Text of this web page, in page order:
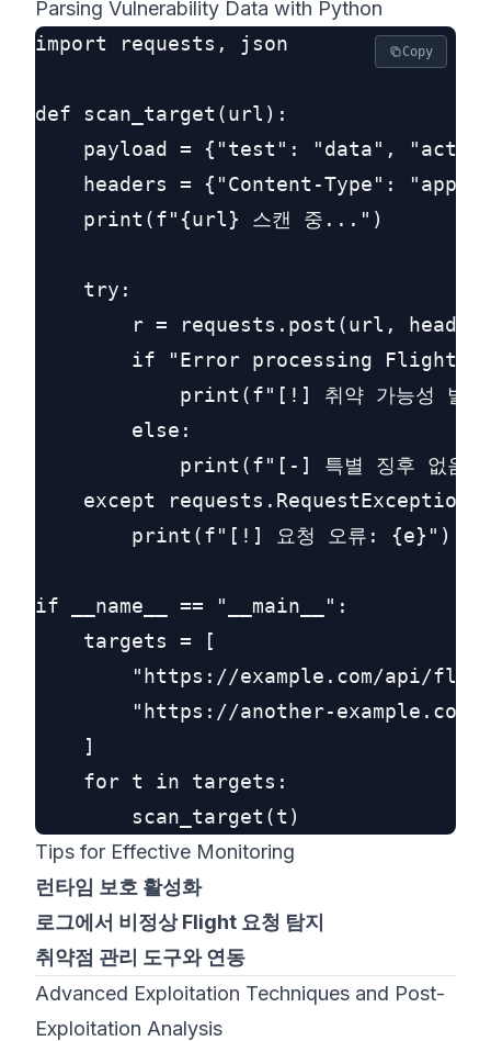
Parsing Vulnerability Data with Python
import requests, json
def scan_target(url):
payload = {"test": "data",
headers = {"Content-Type":
    print(f"{url} 스캔 중...")
    try:
r = requests.post(url,
if "Error processing Flight
print(f"[!] 취약 가능성 발
        else:
print(f"[-] 특별 징후 없음:
except requests.RequestException
        print(f"[!] 요청 오류: {e}")
if __name__ == "__main__":
    targets = [
"https://example.com/api/
"https://another-example.com/
    ]
    for t in targets:
Copy
Tips for Effective Monitoring
런타임 보호 활성화
로그에서 비정상 Flight 요청 탐지
취약점 관리 도구와 연동
Advanced Exploitation Techniques and Post-
Exploitation Analysis